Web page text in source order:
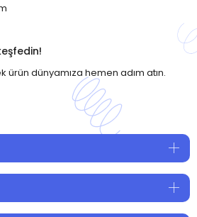
ürün dünyamıza hemen adım atın.